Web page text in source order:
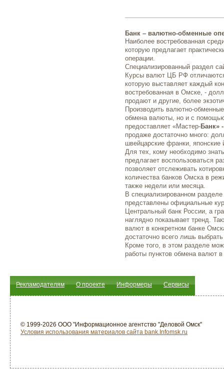
Банк – валютно-обменные
Наиболее востребованная
которую предлагает
операции.
Специализированный раздел
Курсы валют ЦБ РФ
которую выставляет каждый
востребованная в Омске, -
продают и другие, более
Производить валютно-
обмена валюты, но и с
предоставляет «Мастер-Банк»
продаже достаточно много:
швейцарские франки, японские
Для тех, кому необходимо
предлагает воспользоваться
позволяет отслеживать
количества банков Омска в
также недели или месяца.
В специализированном
представлены официальные
Центральный банк России, а
наглядно показывает тренд.
валют в конкретном банке
достаточно всего лишь
Кроме того, в этом разделе
работы пунктов обмена валют
Рекламодателям О проекте Информеры Сервисы
© 1999-2026 ООО "Информационное агентство "Деловой Омск"
Условия использования материалов сайта bank.Infomsk.ru